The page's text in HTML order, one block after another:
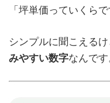
「坪単価っていくら
シンプルに聞こえる
みやすい数字なんです